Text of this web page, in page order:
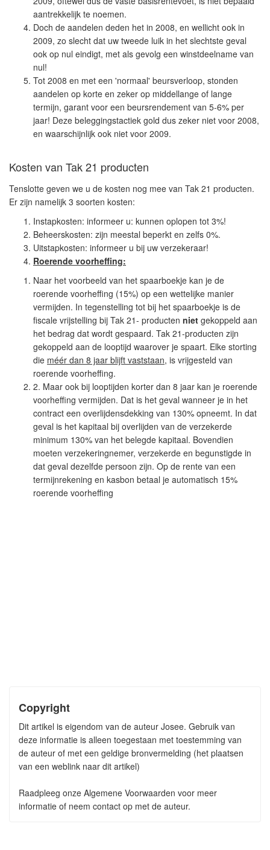
aantrekkelijk te noemen.
Doch de aandelen deden het in 2008, en wellicht ook in
2009, zo slecht dat uw tweede luik in het slechtste geval
ook op nul eindigt, met als gevolg een winstdeelname van
nul!
Tot 2008 en met een 'normaal' beursverloop, stonden
aandelen op korte en zeker op middellange of lange
termijn, garant voor een beursrendement van 5-6% per
jaar! Deze beleggingstactiek gold dus zeker niet voor 2008,
en waarschijnlijk ook niet voor 2009.
Kosten van Tak 21 producten
Tenslotte geven we u de kosten nog mee van Tak 21 producten.
Er zijn namelijk 3 soorten kosten:
Instapkosten: informeer u: kunnen oplopen tot 3%!
Beheerskosten: zijn meestal beperkt en zelfs 0%.
Uitstapkosten: informeer u bij uw verzekeraar!
Roerende voorheffing:
Naar het voorbeeld van het spaarboekje kan je de
roerende voorheffing (15%) op een wettelijke manier
vermijden. In tegenstelling tot bij het spaarboekje is de
fiscale vrijstelling bij Tak 21- producten niet gekoppeld aan
het bedrag dat wordt gespaard. Tak 21-producten zijn
gekoppeld aan de looptijd waarover je spaart. Elke storting
die méér dan 8 jaar blijft vaststaan, is vrijgesteld van
roerende voorheffing.
2. Maar ook bij looptijden korter dan 8 jaar kan je roerende
voorheffing vermijden. Dat is het geval wanneer je in het
contract een overlijdensdekking van 130% opneemt. In dat
geval is het kapitaal bij overlijden van de verzekerde
minimum 130% van het belegde kapitaal. Bovendien
moeten verzekeringnemer, verzekerde en begunstigde in
dat geval dezelfde persoon zijn. Op de rente van een
termijnrekening en kasbon betaal je automatisch 15%
roerende voorheffing
Copyright
Dit artikel is eigendom van de auteur Josee. Gebruik van
deze informatie is alleen toegestaan met toestemming van
de auteur of met een geldige bronvermelding (het plaatsen
van een weblink naar dit artikel)
Raadpleeg onze Algemene Voorwaarden voor meer
informatie of neem contact op met de auteur.